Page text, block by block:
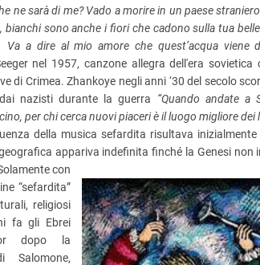
ne sarà di me? Vado a morire in un paese
sono anche i fiori che cadono sulla tua
a dire al mio amore che quest’acqua viene
nel 1957, canzone allegra dell'era
di Crimea. Zhankoye negli anni ‘30 del secolo
nazisti durante la guerra “Quando andate a
per chi cerca nuovi piaceri è il luogo migliore dei
della musica sefardita risultava
appariva indefinita finché la Genesi non
con
“sefardita”
religiosi
fa gli Ebrei
dopo la
Salomone,